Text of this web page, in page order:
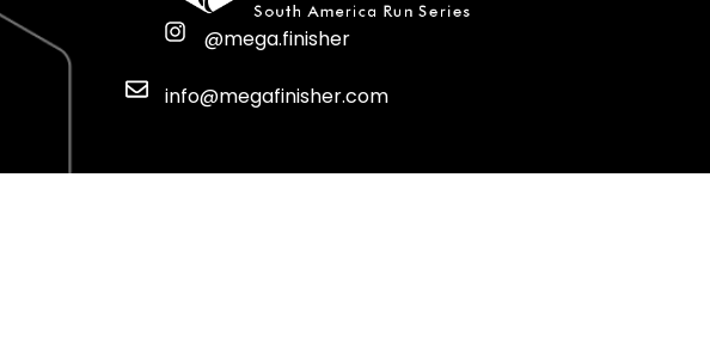
@mega.finisher
info@megafinisher.com